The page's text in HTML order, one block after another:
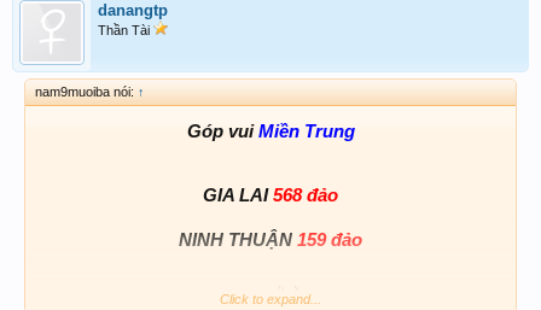
danangtp
Thần Tài
nam9muoiba nói: ↑
Góp vuiMiền Trung
GIA LAI568 đảo
NINH THUẬN 159 đảo
Click to expand...